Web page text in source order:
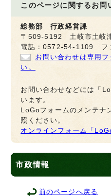
このページに関するお問
総務部 行政経営課
〒509-5192 土岐市土岐
電話：0572-54-1109 フ
お問い合わせは専用
い。
お問い合わせなどには「
います。
LoGoフォームのメンテナ
照ください。
オンラインフォーム「
市政情報
前のページへ戻る